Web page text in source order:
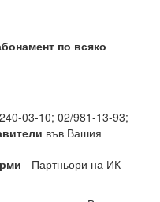
по всяко
03-10; 02/981-13-93;
във Вашия
- Партньори на ИК